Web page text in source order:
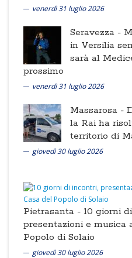
venerdì 31 luglio 2026
Seravezza -
in Versilia
sarà al
prossimo
venerdì 31 luglio 2026
Massarosa -
la Rai ha
territorio di
giovedì 30 luglio 2026
Pietrasanta - 10 giorni
presentazioni e musica
Popolo di Solaio
giovedì 30 luglio 2026